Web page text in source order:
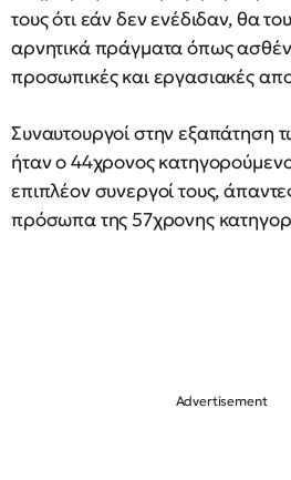
τους ότι εάν δεν ενέδιδαν, θα
αρνητικά πράγματα όπως
προσωπικές και εργασιακές
Συναυτουργοί στην εξαπάτηση
ήταν ο 44χρονος
επιπλέον συνεργοί τους,
πρόσωπα της 57χρονης